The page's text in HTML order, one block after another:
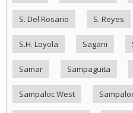
S. Del Rosario S. Reyes
S.H. Loyola Sagani
Samar Sampaguita
Sampaloc West